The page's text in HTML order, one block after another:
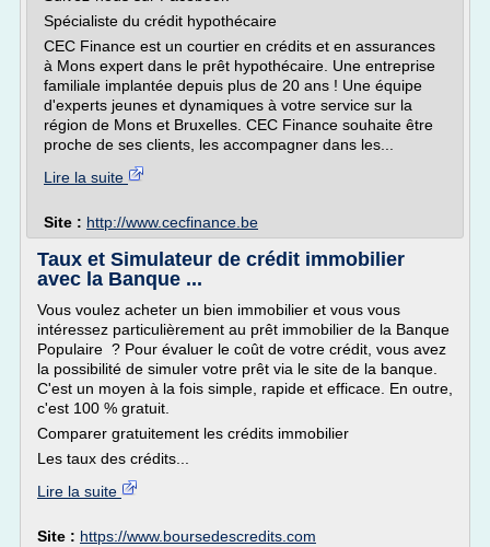
Spécialiste du crédit hypothécaire
CEC Finance est un courtier en crédits et en assurances
à Mons expert dans le prêt hypothécaire. Une entreprise
familiale implantée depuis plus de 20 ans ! Une équipe
d'experts jeunes et dynamiques à votre service sur la
région de Mons et Bruxelles. CEC Finance souhaite être
proche de ses clients, les accompagner dans les...
Lire la suite
Site : http://www.cecfinance.be
Taux et Simulateur de crédit immobilier
avec la Banque ...
Vous voulez acheter un bien immobilier et vous vous
intéressez particulièrement au prêt immobilier de la Banque
Populaire ? Pour évaluer le coût de votre crédit, vous avez
la possibilité de simuler votre prêt via le site de la banque.
C'est un moyen à la fois simple, rapide et efficace. En outre,
c'est 100 % gratuit.
Comparer gratuitement les crédits immobilier
Les taux des crédits...
Lire la suite
Site : https://www.boursedescredits.com